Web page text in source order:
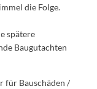
die Folge.
spätere
Baugutachten
für Bauschäden /